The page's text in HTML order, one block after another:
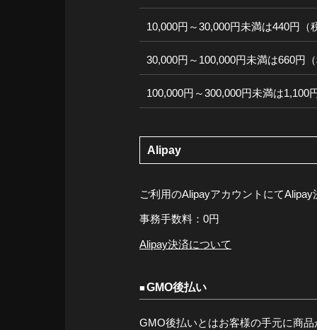
10,000円～30,000円未満は440円（
30,000円～100,000円未満は660円
100,000円～300,000円未満は1,100
Alipay
ご利用のAlipayアカウントにて
事務手数料：0円
Alipay決済について
GMO後払い
GMO後払いとはお客様の手元に商